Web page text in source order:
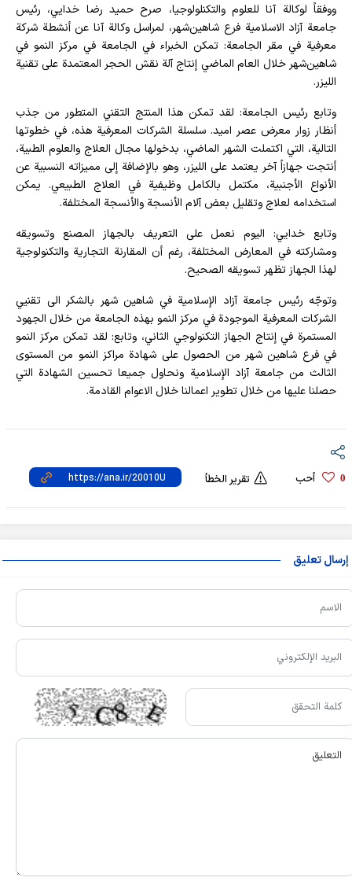
ووفقاً لوكالة آنا للعلوم والتكنلولوجيا، صرح حميد رضا خدايي، رئيس
جامعة آزاد الاسلامية فرع شاهین‌شهر، لمراسل وكالة آنا عن أنشطة شركة
معرفية في مقر الجامعة: تمكن الخبراء في الجامعة في مركز النمو في
شاهین‌شهر خلال العام الماضي إنتاج آلة نقش الحجر المعتمدة على تقنية
الليزر.
وتابع رئيس الجامعة: لقد تمكن هذا المنتج التقني المتطور من جذب
أنظار زوار معرض عصر اميد. سلسلة الشركات المعرفية هذه، في خطوتها
التالية، التي اكتملت الشهر الماضي، بدخولها مجال العلاج والعلوم الطبية،
أنتجت جهازاً آخر يعتمد على الليزر، وهو بالإضافة إلى مميزاته النسبية عن
الأنواع الأجنبية، مكتمل بالكامل وظيفية في العلاج الطبيعي. يمكن
استخدامه لعلاج وتقليل بعض آلام الأنسجة والأنسجة المختلفة.
وتابع خدايي: اليوم نعمل على التعريف بالجهاز المصنع وتسويقه
ومشاركته في المعارض المختلفة، رغم أن المقارنة التجارية والتكنولوجية
لهذا الجهاز تظهر تسويقه الصحيح.
وتوجّه رئيس جامعة آزاد الإسلامية في شاهين شهر بالشكر الى تقنيي
الشركات المعرفية الموجودة في مركز النمو بهذه الجامعة من خلال الجهود
المستمرة في إنتاج الجهاز التكنولوجي الثاني، وتابع: لقد تمكن مركز النمو
في فرع شاهين شهر من الحصول على شهادة مراكز النمو من المستوى
الثالث من جامعة آزاد الإسلامية ونحاول جميعا تحسين الشهادة التي
حصلنا عليها من خلال تطوير اعمالنا خلال الاعوام القادمة.
0 أحب تقرير الخطأ
إرسال تعليق